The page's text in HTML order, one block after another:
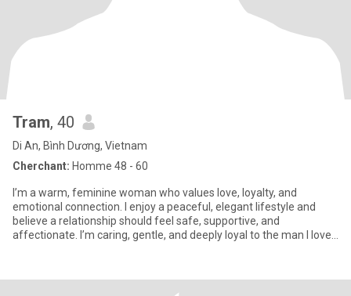
Tram, 40
Di An, Bình Dương, Vietnam
Cherchant: Homme 48 - 60
I’m a warm, feminine woman who values love, loyalty, and
emotional connection. I enjoy a peaceful, elegant lifestyle and
believe a relationship should feel safe, supportive, and
affectionate. I’m caring, gentle, and deeply loyal to the man I love.